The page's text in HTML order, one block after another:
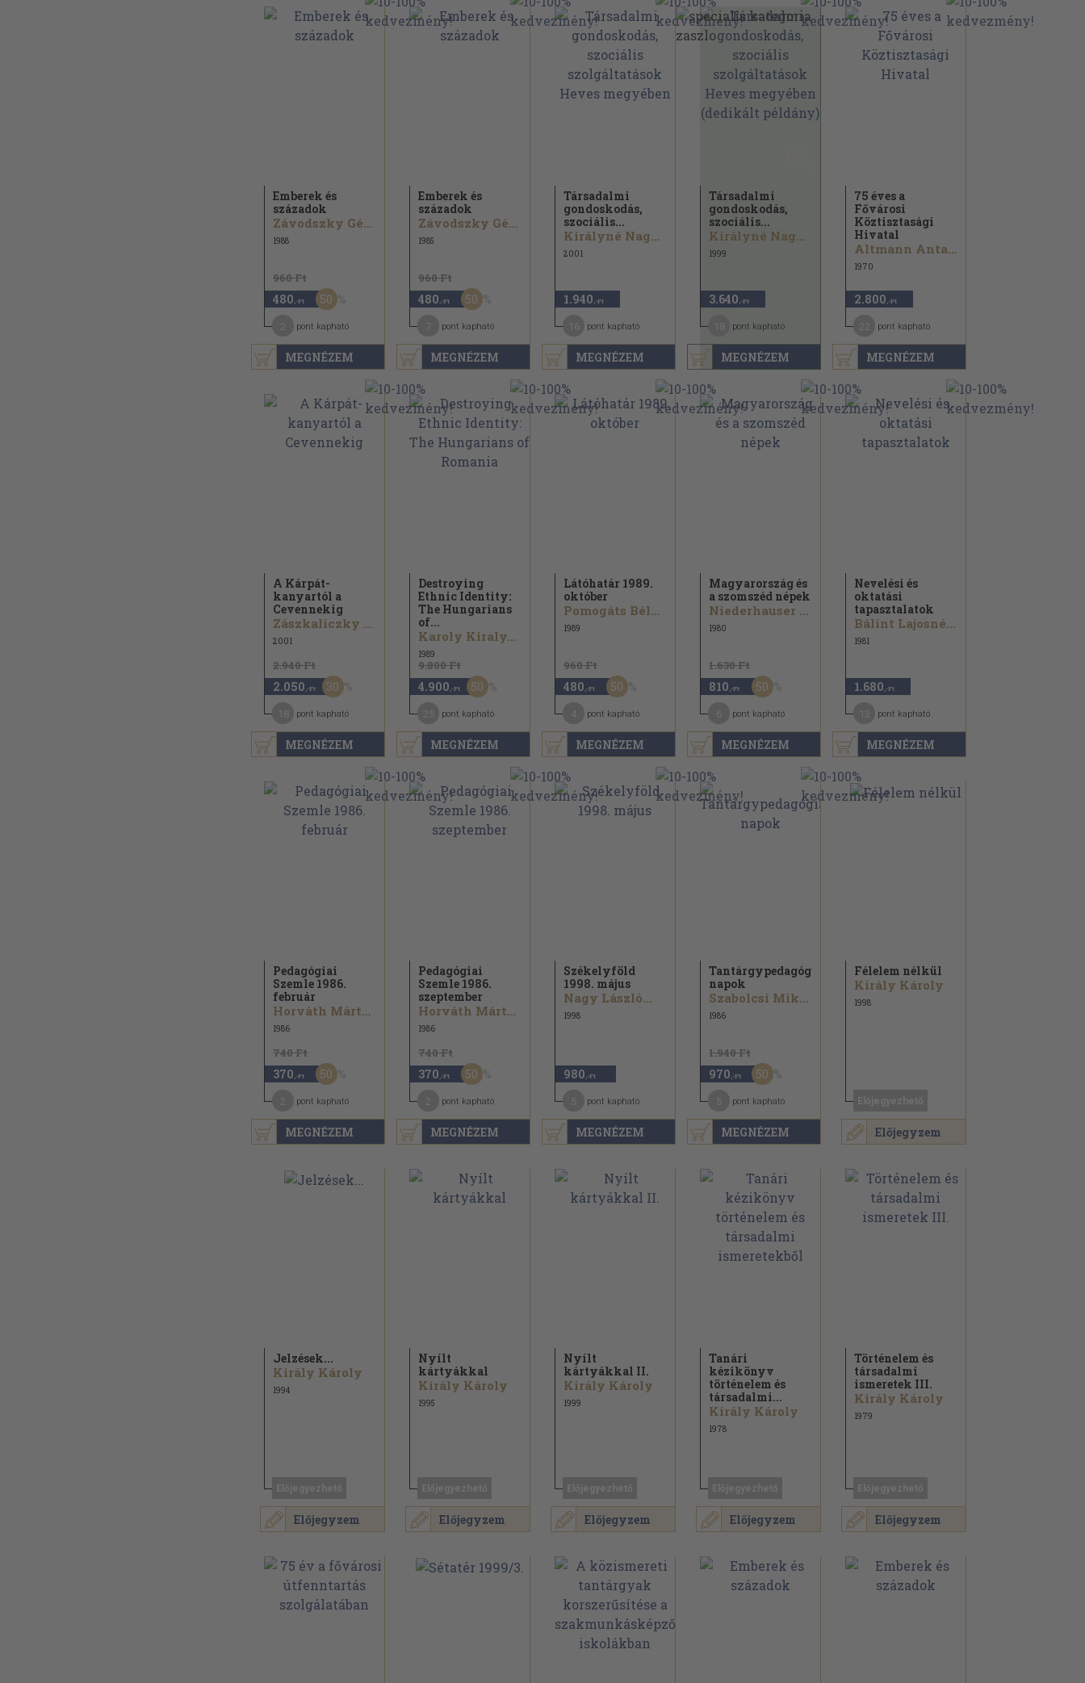
MEGNÉZEM
Emberek és
századok
Závodszky Géza
1988
960 Ft
480 ,-Ft 50
pont kapható
MEGNÉZEM
Emberek és
századok
Závodszky Géza
1985
960 Ft
480 ,-Ft 50
pont kapható
MEGNÉZEM
Társadalmi
gondoskodás,
szociális...
Királyné Nagy Enikő
2001
1.940 ,-Ft
pont kapható
MEGNÉZEM
Társadalmi
gondoskodás,
szociális...
Királyné Nagy Enikő
1999
3.640 ,-Ft
pont kapható
MEGNÉZEM
75 éves a
Fővárosi
Köztisztasági
Hivatal
Altmann Antal...
1970
2.800 ,-Ft
pont kapható
MEGNÉZEM
A Kárpát-
kanyartól a
Cevennekig
Zászkaliczky Tamás...
2001
2.940 Ft
2.050 ,-Ft 30
pont kapható
MEGNÉZEM
Destroying
Ethnic Identity:
The Hungarians
of...
Karoly Kiraly...
1989
9.800 Ft
4.900 ,-Ft 50
pont kapható
MEGNÉZEM
Látóhatár 1989.
október
Pomogáts Béla...
1989
960 Ft
480 ,-Ft 50
pont kapható
MEGNÉZEM
Magyarország és
a szomszéd népek
Niederhauser Emil...
1980
1.630 Ft
810 ,-Ft 50
pont kapható
MEGNÉZEM
Nevelési és
oktatási
tapasztalatok
Bálint Lajosné...
1981
1.680 ,-Ft
pont kapható
MEGNÉZEM
Pedagógiai
Szemle 1986.
február
Horváth Márton...
1986
740 Ft
370 ,-Ft 50
pont kapható
MEGNÉZEM
Pedagógiai
Szemle 1986.
szeptember
Horváth Márton...
1986
740 Ft
370 ,-Ft 50
pont kapható
MEGNÉZEM
Székelyföld
1998. május
Nagy László...
1998
980 ,-Ft
pont kapható
MEGNÉZEM
Tantárgypedagógiai
napok
Szabolcsi Miklós...
1986
1.940 Ft
970 ,-Ft 50
pont kapható
Előjegyzem
Félelem nélkül
Király Károly
1998
Előjegyzem
Jelzések...
Király Károly
1994
Előjegyzem
Nyílt
kártyákkal
Király Károly
1995
Előjegyzem
Nyílt
kártyákkal II.
Király Károly
1999
Előjegyzem
Tanári
kézikönyv
történelem és
társadalmi...
Király Károly
1978
Előjegyzem
Történelem és
társadalmi
ismeretek III.
Király Károly
1979